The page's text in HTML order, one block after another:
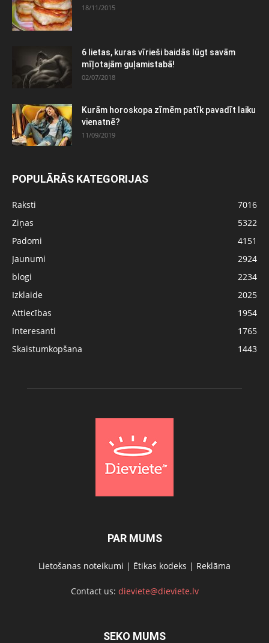
18/11/2015
6 lietas, kuras vīrieši baidās lūgt savām
mīļotajām guļamistabā!
02/07/2018
Kurām horoskopa zīmēm patīk pavadīt laiku
vienatnē?
11/09/2019
POPULĀRĀS KATEGORIJAS
Raksti
7016
Ziņas
5322
Padomi
4151
Jaunumi
2924
blogi
2234
Izklaide
2025
Attiecības
1954
Interesanti
1765
Skaistumkopšana
1443
PAR MUMS
Lietošanas noteikumi | Ētikas kodeks | Reklāma
Contact us: dieviete@dieviete.lv
SEKO MUMS